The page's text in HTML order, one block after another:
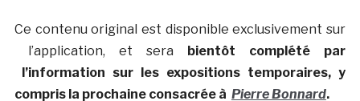
Ce contenu original est disponible exclusivement sur
l’application, et sera bientôt complété par
l’information sur les expositions temporaires, y
compris la prochaine consacrée à Pierre Bonnard.